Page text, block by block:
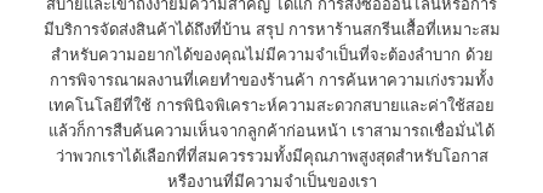
มีบริการจัดส่งสินค้าได้ถึงที่บ้าน สรุป การหาร้านสกรีนเสื้อที่เหมาะสม
สำหรับความอยากได้ของคุณไม่มีความจำเป็นที่จะต้องลำบาก ด้วย
การพิจารณาผลงานที่เคยทำของร้านค้า การค้นหาความเก่งรวมทั้ง
เทคโนโลยีที่ใช้ การพินิจพิเคราะห์ความสะดวกสบายและค่าใช้สอย
แล้วก็การสืบค้นความเห็นจากลูกค้าก่อนหน้า เราสามารถเชื่อมั่นได้
ว่าพวกเราได้เลือกที่ที่สมควรรวมทั้งมีคุณภาพสูงสุดสำหรับโอกาส
หรืองานที่มีความจำเป็นของเรา